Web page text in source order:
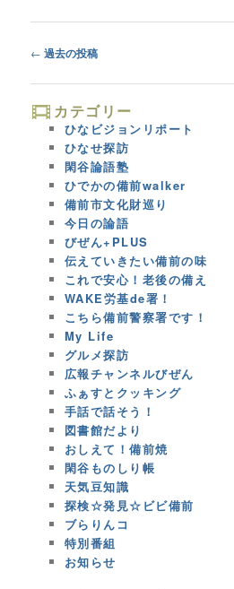
Post
← 過去の投稿
カテゴリー
ひなビジョンリポート
ひなせ探訪
閑谷論語塾
ひでかの備前walker
備前市文化財巡り
今日の論語
びぜん+PLUS
伝えていきたい備前の味
これで安心！老後の備え
WAKE労基de署！
こちら備前警察署です！
My Life
グルメ探訪
広報チャンネルびぜん
ふぁすとクッキング
手話で話そう！
図書館だより
おしえて！備前焼
閑谷ものしり帳
天気豆知識
探検☆発見☆ビビ備前
ブらりんコ
特別番組
お知らせ